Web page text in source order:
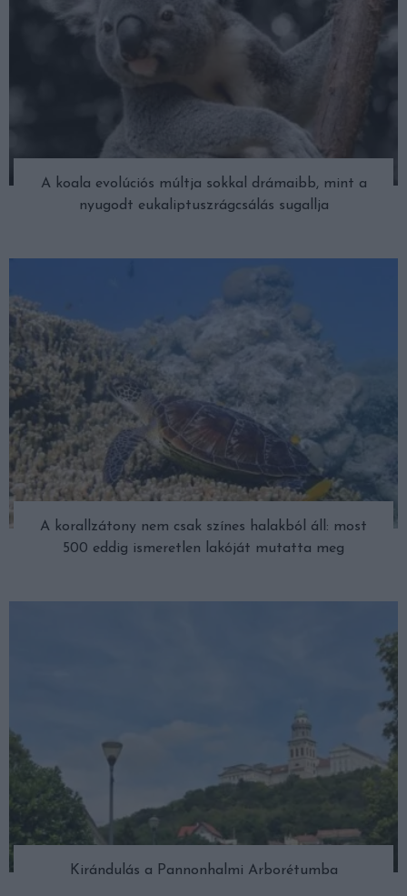
A koala evolúciós múltja sokkal drámaibb, mint a
nyugodt eukaliptuszrágcsálás sugallja
A korallzátony nem csak színes halakból áll: most
500 eddig ismeretlen lakóját mutatta meg
Kirándulás a Pannonhalmi Arborétumba